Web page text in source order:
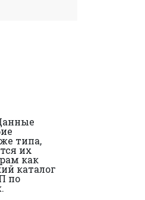
типа,
их
как
каталог
по